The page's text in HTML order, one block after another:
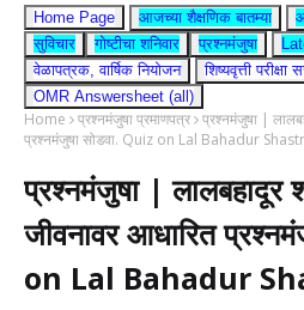
Home Page आजच्या शैक्षणिक बातम्या
सुविचार
गोष्टीचा शनिवार प्रश्नमंजुषा
वेळापत्रक, वार्षिक नियोजन
शिष्यवृत्ती परीक्षा
OMR Answersheet (all)
Home प्रश्नमंजुषा प्रमाणपत्र प्रश्नमंजुषा |
प्रश्नमंजुषा सोडवा. Quiz on Lal Bahadur
प्रश्नमंजुषा | लालबहादूर
जीवनावर आधारित
on Lal Bahadur